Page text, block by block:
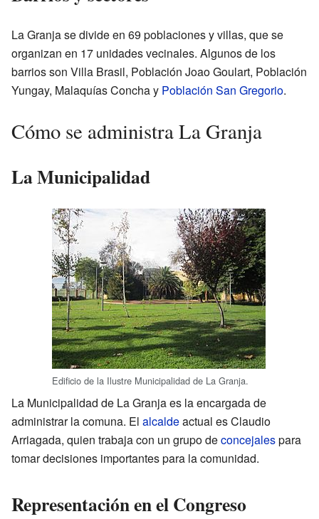
La Granja se divide en 69 poblaciones y villas, que se
organizan en 17 unidades vecinales. Algunos de los
barrios son Villa Brasil, Población Joao Goulart, Población
Yungay, Malaquías Concha y Población San Gregorio.
Cómo se administra La Granja
La Municipalidad
Edificio de la Ilustre Municipalidad de La Granja.
La Municipalidad de La Granja es la encargada de
administrar la comuna. El alcaldeactual es Claudio
Arriagada, quien trabaja con un grupo deconcejalespara
tomar decisiones importantes para la comunidad.
Representación en el Congreso